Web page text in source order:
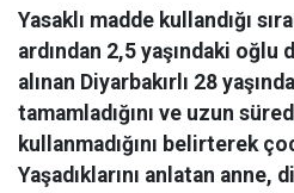
Yasaklı madde kullandığı
ardından 2,5 yaşındaki oğlu
alınan Diyarbakırlı 28
tamamladığını ve uzun
kullanmadığını belirterek
Yaşadıklarını anlatan anne,